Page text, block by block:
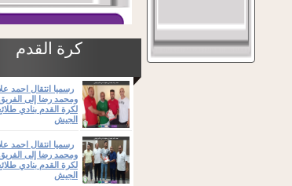
كرة القدم
رسميا انتقال احمد
ومحمد رضا إلى الفريق
لكرة القدم بنادي
الجيش
رسميا انتقال احمد
ومحمد رضا إلى الفريق
لكرة القدم بنادي
الجيش